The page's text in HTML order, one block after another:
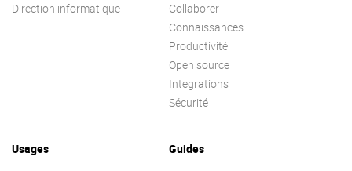
Offre Enterprise
Offre Professionnelle
Centre de ressources
Essayez eXo
Direction informatique
Collaborer
Connaissances
Productivité
Open source
Integrations
Sécurité
Usages Guides